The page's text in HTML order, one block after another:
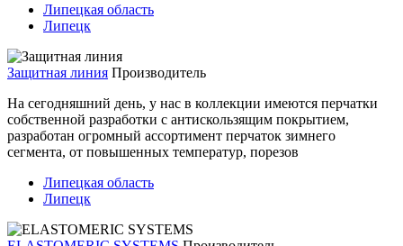
Липецкая область
Липецк
Защитная линия Производитель
На сегодняшний день, у нас в коллекции имеются перчатки
собственной разработки с антискользящим покрытием,
разработан огромный ассортимент перчаток зимнего
сегмента, от повышенных температур, порезов
Липецкая область
Липецк